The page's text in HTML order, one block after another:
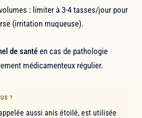
: limiter à 3-4 tasses/jour pour
(irritation muqueuse).
de santé en cas de pathologie
médicamenteux régulier.
?
aussi anis étoilé, est utilisée